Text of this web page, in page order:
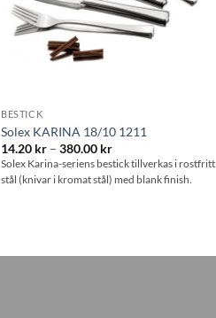
BESTICK
Solex KARINA 18/10 1211
14.20 kr – 380.00 krPrisintervall:
14.20 kr
till
380.00 kr
Solex Karina-seriens bestick tillverkas i rostfritt
stål (knivar i kromat stål) med blank finish.